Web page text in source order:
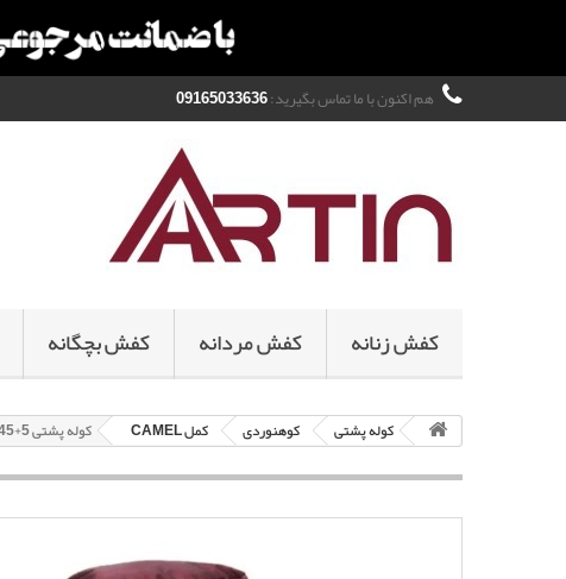
هم اکنون با ما تماس بگیرید:09165033636
کفش زنانه کفش مردانه کفش بچگانه
کوله پشتی کوهنوردی کمل CAMEL کوله پشتی 5+45 لیتری کمل Adventure